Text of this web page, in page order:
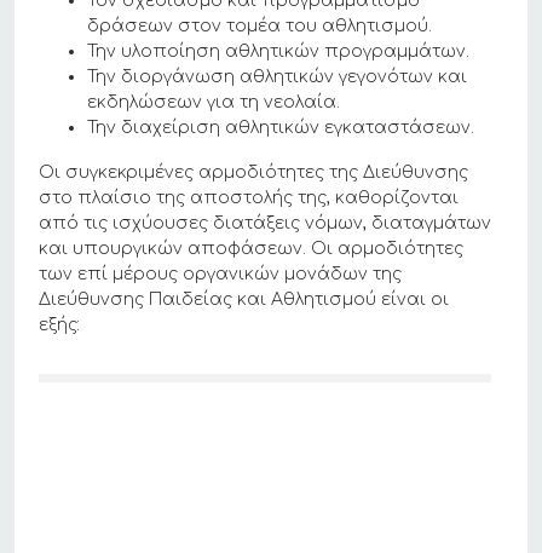
δράσεων στον τομέα του αθλητισμού.
Την υλοποίηση αθλητικών προγραμμάτων.
Την διοργάνωση αθλητικών γεγονότων και
εκδηλώσεων για τη νεολαία.
Την διαχείριση αθλητικών εγκαταστάσεων.
Οι συγκεκριμένες αρμοδιότητες της Διεύθυνσης
στο πλαίσιο της αποστολής της, καθορίζονται
από τις ισχύουσες διατάξεις νόμων, διαταγμάτων
και υπουργικών αποφάσεων. Οι αρμοδιότητες
των επί μέρους οργανικών μονάδων της
Διεύθυνσης Παιδείας και Αθλητισμού είναι οι
εξής: